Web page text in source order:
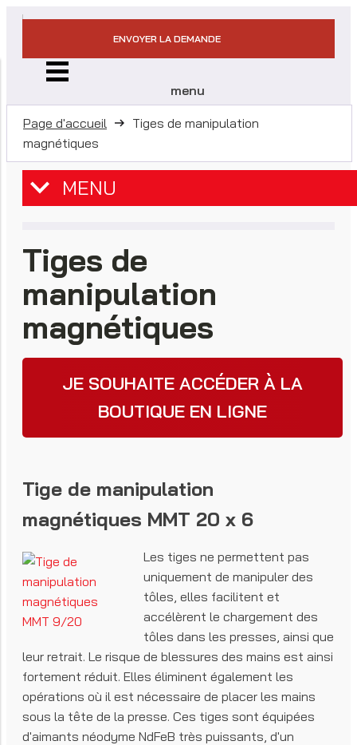
ENVOYER LA DEMANDE
menu
Page d'accueil
Tiges de manipulation
magnétiques
MENU
Tiges de
manipulation
magnétiques
JE SOUHAITE ACCÉDER À LA
BOUTIQUE EN LIGNE
Tige de manipulation
magnétiques MMT 20 x 6
Les tiges ne permettent pas
uniquement de manipuler des
tôles, elles facilitent et
accélèrent le chargement des
tôles dans les presses, ainsi que
leur retrait. Le risque de blessures des mains est ainsi
fortement réduit. Elles éliminent également les
opérations où il est nécessaire de placer les mains
sous la tête de la presse. Ces tiges sont équipées
d'aimants néodyme NdFeB très puissants, d'un